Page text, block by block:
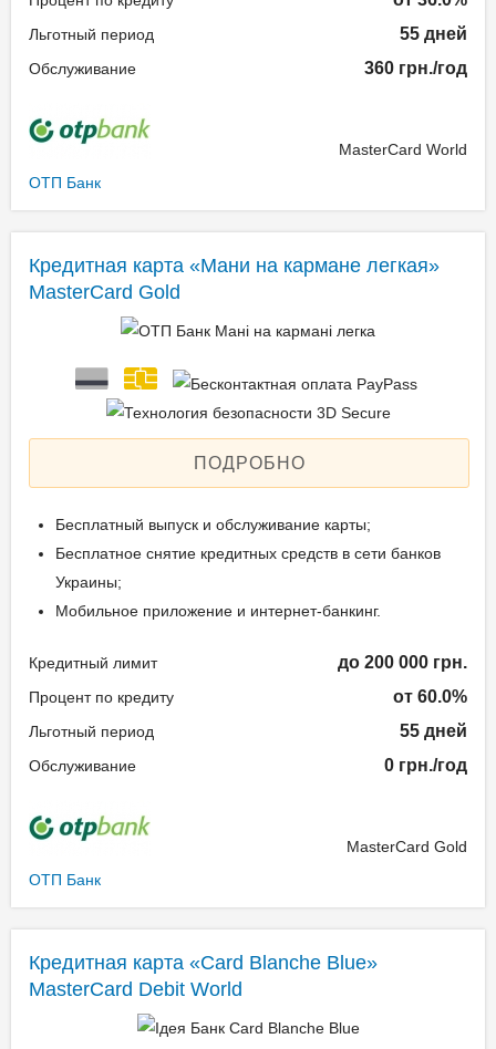
Льготный период 55 дней
Обслуживание 360 грн./год
ОТП Банк
MasterCard World
Кредитная карта «Мани на кармане легкая»
MasterCard Gold
ПОДРОБНО
Бесплатный выпуск и обслуживание карты;
Бесплатное снятие кредитных средств в сети банков
Украины;
Мобильное приложение и интернет-банкинг.
Кредитный лимит до 200 000 грн.
Процент по кредиту от 60.0%
Льготный период 55 дней
Обслуживание 0 грн./год
ОТП Банк
MasterCard Gold
Кредитная карта «Card Blanche Blue»
MasterCard Debit World